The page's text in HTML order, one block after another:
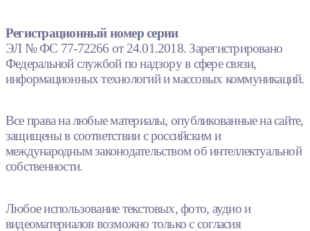
Регистрационный номер серии
ЭЛ № ФС 77-72266 от 24.01.2018. Зарегистрировано
Федеральной службой по надзору в сфере связи,
информационных технологий и массовых коммуникаций.
Все права на любые материалы, опубликованные на сайте,
защищены в соответствии с российским и
международным законодательством об интеллектуальной
собственности.
Любое использование текстовых, фото, аудио и
видеоматериалов возможно только с согласия